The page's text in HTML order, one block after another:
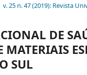
v. 25 n. 47 (2019): Revista
DE
MATERIAIS
SUL